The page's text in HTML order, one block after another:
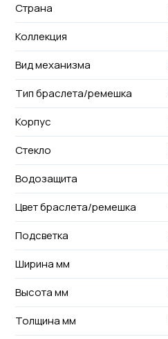
Страна
Коллекция
Вид механизма
Тип браслета/ремешка
Корпус
Стекло
Водозащита
Цвет браслета/ремешка
Подсветка
Ширина мм
Высота мм
Толщина мм